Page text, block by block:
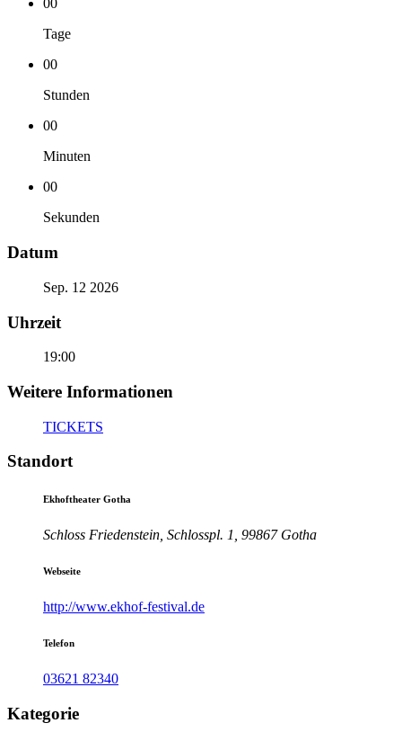
00
Tage
00
Stunden
00
Minuten
00
Sekunden
Datum
Sep. 12 2026
Uhrzeit
19:00
Weitere Informationen
TICKETS
Standort
Ekhoftheater Gotha
Schloss Friedenstein, Schlosspl. 1, 99867 Gotha
Webseite
http://www.ekhof-festival.de
Telefon
03621 82340
Kategorie